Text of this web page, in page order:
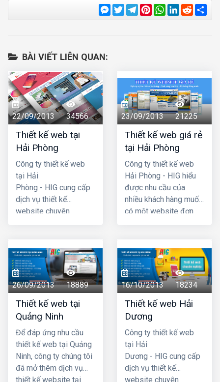
Messenger
TwitterTelegram
Pinterest
WhatsApp
LinkedIn
Reddit
BÀI VIẾT LIÊN QUAN:
22/09/2013 34566
Thiết kế web tại
Hải Phòng
Công ty thiết kế web
tại Hải
Phòng - HIG cung cấp
dịch vụ thiết kế
website chuyên
kế web hợp lý, giá cả
cạnh tranh nhất. Công
ty chúng tôi có đội ngũ
lập trình nhiều kinh
nhgiệm, đội ngũ tư vấn
am hiểu nhiệt tình với
khách hàng. Mã
nguồn website dùng
thiết kế được chúng tôi
tự phát triển có độ bảo
mật cao, dễ dàng sử
dụng đối với cả những
23/09/2013 21225
Thiết kế web giá rẻ
tại Hải Phòng
Công ty thiết kế web
Hải Phòng - HIG hiểu
được nhu cầu của
nhiều khách hàng muốn
có một website đơn
đưa ra chương trình
thiết kế website giá rẻ
tại hải phòng chỉ với
4 triệu -> 5 triệu đồng
(trọn gói đã bao gồm
tên miền .com +
hosting + chứng thực
tên miền SSL) là quý
khách đã có một
website hoàn chỉnh
đưa vào hoạt động
ngay được.
26/09/2013 18889
Thiết kế web tại
Quảng Ninh
Để đáp ứng nhu cầu
thiết kế web tại Quảng
Ninh, công ty chúng tôi
đã mở thêm dịch vụ
thiết kế website tại
16/10/2013 18234
Thiết kế web Hải
Dương
Công ty thiết kế web
tại Hải
Dương - HIG cung cấp
dịch vụ thiết kế
website chuyên